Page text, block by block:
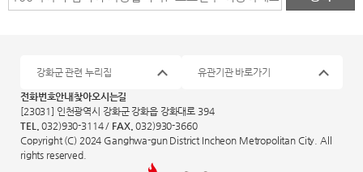
전화번호안내찾아오시는길
[23031] 인천광역시 강화군 강화읍 강화대로 394
TEL.
032)930-3114 / FAX. 032)930-3660
Copyright (C) 2024 Ganghwa-gun District Incheon Metropolitan City. All
rights reserved.
강화군 관련 누리집 유관기관 바로가기